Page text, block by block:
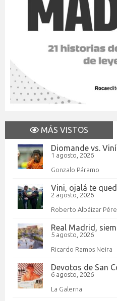
MÁS VISTOS
Diomande vs.
1 agosto, 2026
Gonzalo Páramo
Vini, ojalá te
2 agosto, 2026
Roberto Albáizar
Real Madrid,
5 agosto, 2026
Ricardo Ramos Neira
Devotos de San
6 agosto, 2026
La Galerna